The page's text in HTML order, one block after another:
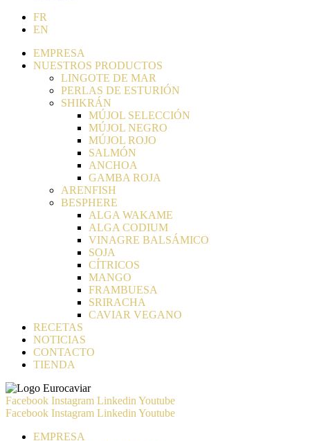
FR
EN
EMPRESA
NUESTROS PRODUCTOS
LINGOTE DE MAR
PERLAS DE ESTURIÓN
SHIKRÁN
MÚJOL SELECCIÓN
MÚJOL NEGRO
MÚJOL ROJO
SALMÓN
ANCHOA
GAMBA ROJA
ARENFISH
BESPHERE
ALGA WAKAME
ALGA CODIUM
VINAGRE BALSÁMICO
SOJA
CÍTRICOS
MANGO
FRAMBUESA
SRIRACHA
CAVIAR VEGANO
RECETAS
NOTICIAS
CONTACTO
TIENDA
Facebook Instagram Linkedin Youtube
Facebook Instagram Linkedin Youtube
EMPRESA